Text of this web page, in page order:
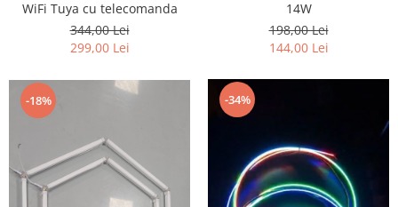
WiFi Tuya cu telecomanda
344,00 Lei
299,00 Lei
14W
198,00 Lei
144,00 Lei
-18% -34%